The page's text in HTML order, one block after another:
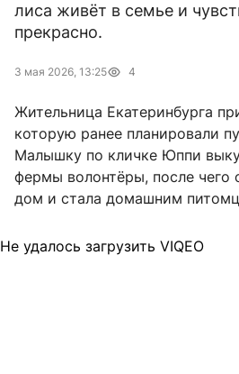
лиса живёт в семье и
прекрасно.
3 мая 2026, 13:25 4
Жительница Екатеринбурга
которую ранее планировали
Малышку по кличке Юппи
фермы волонтёры, после чего
дом и стала домашним
Не удалось загрузить VIQEO